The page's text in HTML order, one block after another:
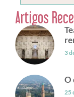
Artigos
3
O
25